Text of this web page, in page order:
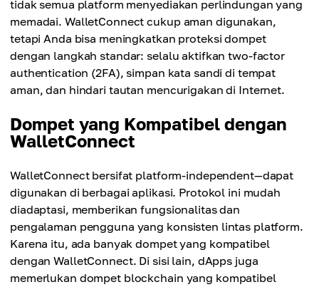
tidak semua platform menyediakan perlindungan yang
memadai. WalletConnect cukup aman digunakan,
tetapi Anda bisa meningkatkan proteksi dompet
dengan langkah standar: selalu aktifkan two-factor
authentication (2FA), simpan kata sandi di tempat
aman, dan hindari tautan mencurigakan di Internet.
Dompet yang Kompatibel dengan
WalletConnect
WalletConnect bersifat platform-independent—dapat
digunakan di berbagai aplikasi. Protokol ini mudah
diadaptasi, memberikan fungsionalitas dan
pengalaman pengguna yang konsisten lintas platform.
Karena itu, ada banyak dompet yang kompatibel
dengan WalletConnect. Di sisi lain, dApps juga
memerlukan dompet blockchain yang kompatibel